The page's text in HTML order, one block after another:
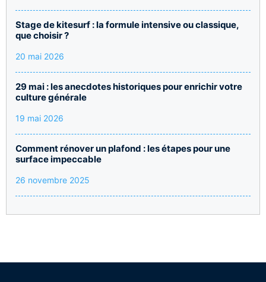
Stage de kitesurf : la formule intensive ou classique,
que choisir ?
20 mai 2026
29 mai : les anecdotes historiques pour enrichir votre
culture générale
19 mai 2026
Comment rénover un plafond : les étapes pour une
surface impeccable
26 novembre 2025